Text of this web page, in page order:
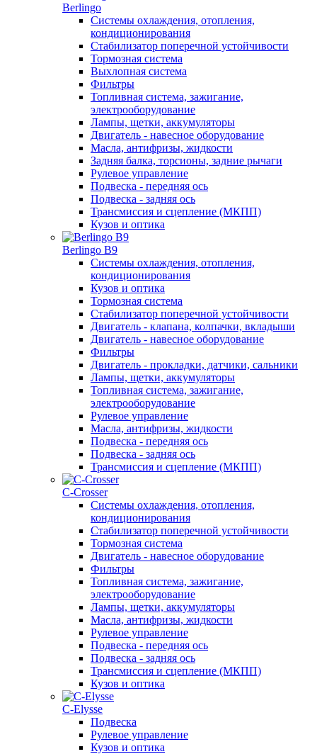
Berlingo
Системы охлаждения, отопления,
кондиционирования
Стабилизатор поперечной устойчивости
Тормозная система
Выхлопная система
Фильтры
Топливная система, зажигание,
электрооборудование
Лампы, щетки, аккумуляторы
Двигатель - навесное оборудование
Масла, антифризы, жидкости
Задняя балка, торсионы, задние рычаги
Рулевое управление
Подвеска - передняя ось
Подвеска - задняя ось
Трансмиссия и сцепление (МКПП)
Кузов и оптика
Berlingo B9
Системы охлаждения, отопления,
кондиционирования
Кузов и оптика
Тормозная система
Стабилизатор поперечной устойчивости
Двигатель - клапана, колпачки, вкладыши
Двигатель - навесное оборудование
Фильтры
Двигатель - прокладки, датчики, сальники
Лампы, щетки, аккумуляторы
Топливная система, зажигание,
электрооборудование
Рулевое управление
Масла, антифризы, жидкости
Подвеска - передняя ось
Подвеска - задняя ось
Трансмиссия и сцепление (МКПП)
С-Сrosser
Системы охлаждения, отопления,
кондиционирования
Стабилизатор поперечной устойчивости
Тормозная система
Двигатель - навесное оборудование
Фильтры
Топливная система, зажигание,
электрооборудование
Лампы, щетки, аккумуляторы
Масла, антифризы, жидкости
Рулевое управление
Подвеска - передняя ось
Подвеска - задняя ось
Трансмиссия и сцепление (МКПП)
Кузов и оптика
C-Elysse
Подвеска
Рулевое управление
Кузов и оптика